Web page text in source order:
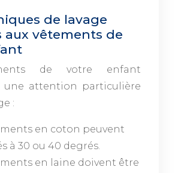
de lavage
aux vêtements de
de votre enfant
une attention particulière
:
en coton peuvent
à 30 ou 40 degrés.
en laine doivent être